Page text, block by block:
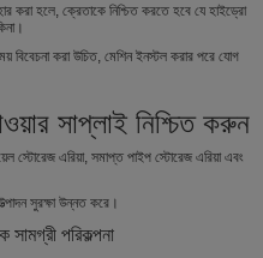
করা হলে, ক্রেতাকে নিশ্চিত করতে হবে যে হাইড্রো
বিবেচনা করা উচিত, মেশিন ইনস্টল করার পরে যোগ
সাপ্লাই নিশ্চিত করুন
স্টোরেজ এরিয়া, সমাপ্ত পাইপ স্টোরেজ এরিয়া এবং
সুরক্ষা উন্নত করে।
পরিকল্পনা